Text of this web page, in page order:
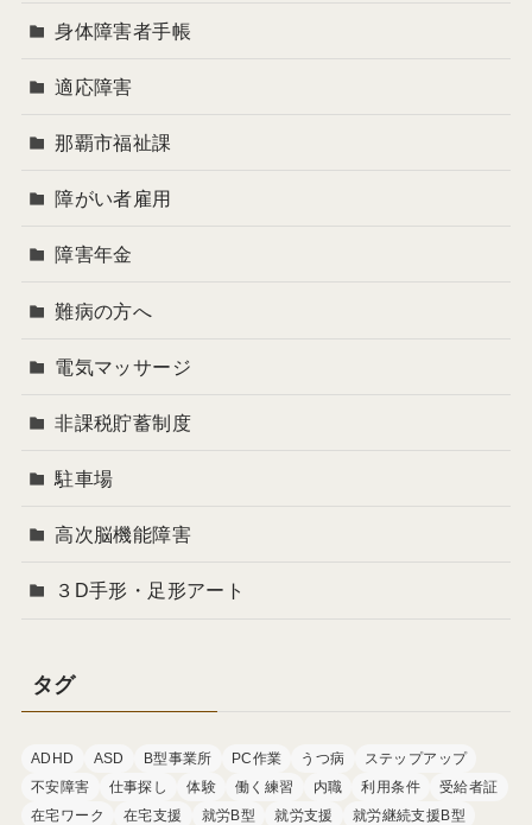
身体障害者手帳
適応障害
那覇市福祉課
障がい者雇用
障害年金
難病の方へ
電気マッサージ
非課税貯蓄制度
駐車場
高次脳機能障害
３D手形・足形アート
タグ
ADHD ASD B型事業所 PC作業 うつ病
ステップアップ
不安障害
仕事探し 体験 働く練習 内職 利用条件
受給者証
在宅ワーク
在宅支援 就労B型 就労支援
就労継続支援B型